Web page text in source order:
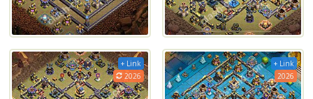
+ Link
2026
+ Link
2026